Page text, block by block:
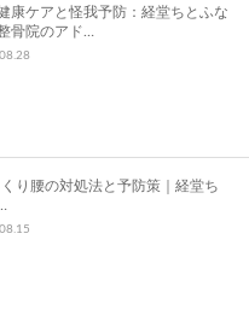
康ケアと怪我予防：経堂ちとふな
骨院のアド…
くり腰の対処法と予防策｜経堂ち